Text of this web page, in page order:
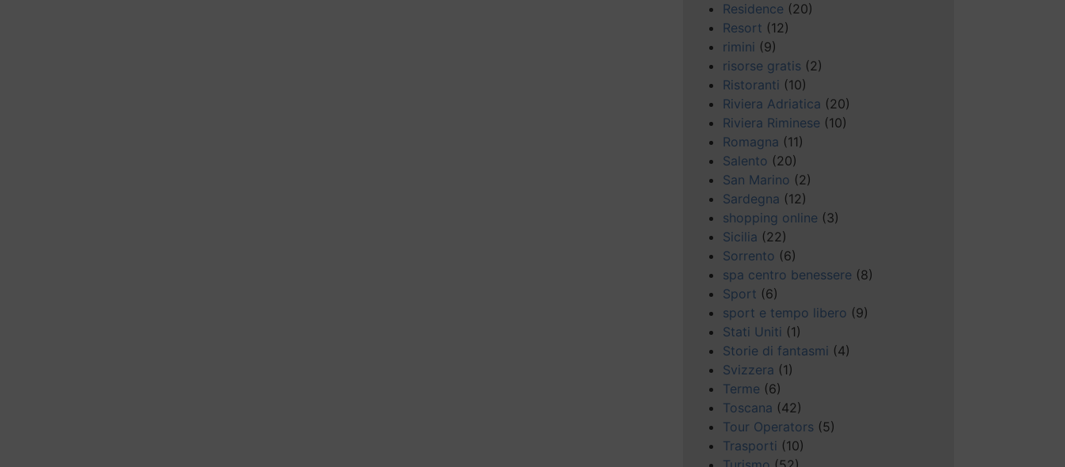
Residence (20)
Resort (12)
rimini (9)
risorse gratis (2)
Ristoranti (10)
Riviera Adriatica (20)
Riviera Riminese (10)
Romagna (11)
Salento (20)
San Marino (2)
Sardegna (12)
shopping online (3)
Sicilia (22)
Sorrento (6)
spa centro benessere (8)
Sport (6)
sport e tempo libero (9)
Stati Uniti (1)
Storie di fantasmi (4)
Svizzera (1)
Terme (6)
Toscana (42)
Tour Operators (5)
Trasporti (10)